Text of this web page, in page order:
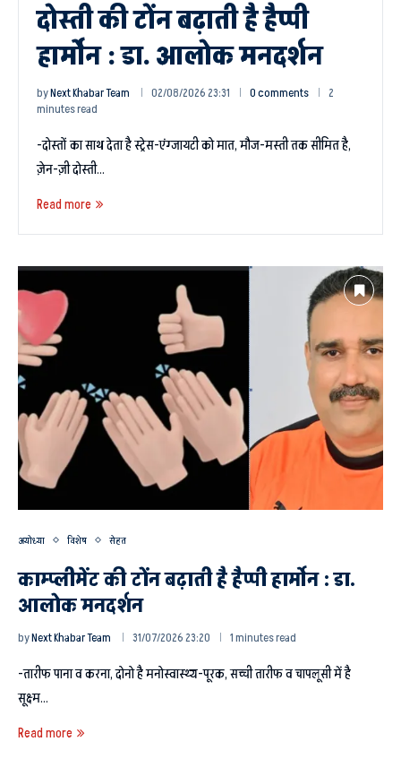
दोस्ती की टोंन बढ़ाती है हैप्पी
हार्मोन : डा. आलोक मनदर्शन
byNext Khabar Team 02/08/2026 23:31 0 comments
2
minutes read
-दोस्तों का साथ देता है स्ट्रेस-एंग्जायटी को मात, मौज-मस्ती तक सीमित है,
ज़ेन-ज़ी दोस्ती…
Read more
अयोध्या विशेष सेहत
काम्प्लीमेंट की टोंन बढ़ाती है हैप्पी हार्मोन : डा.
आलोक मनदर्शन
byNext Khabar Team 31/07/2026 23:20 1 minutes read
-तारीफ पाना व करना, दोनो है मनोस्वास्थ्य-पूरक, सच्ची तारीफ व चापलूसी में है
सूक्ष्म…
Read more